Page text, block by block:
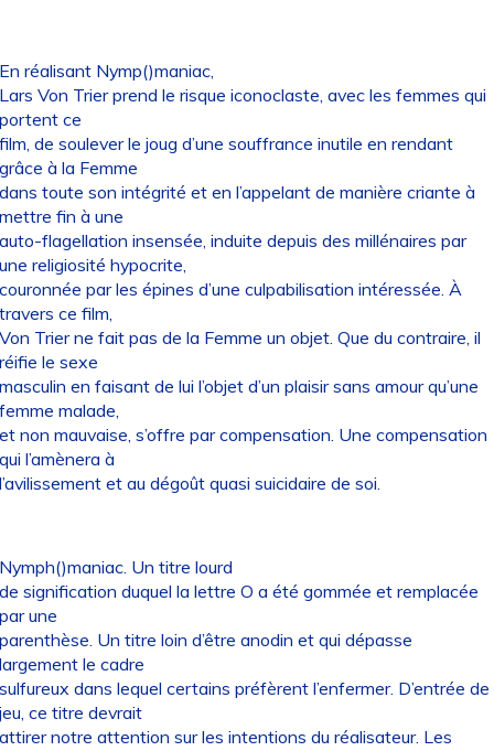
réalisant Nymp()maniac,
Von Trier prend le risque iconoclaste, avec les femmes qui
ce
de soulever le joug d’une souffrance inutile en rendant
à la Femme
toute son intégrité et en l’appelant de manière criante à
fin à une
flagellation insensée, induite depuis des millénaires par
religiosité hypocrite,
par les épines d’une culpabilisation intéressée. À
ce film,
Trier ne fait pas de la Femme un objet. Que du contraire, il
le sexe
en faisant de lui l’objet d’un plaisir sans amour qu’une
malade,
non mauvaise, s’offre par compensation. Une compensation
l’amènera à
et au dégoût quasi suicidaire de soi.
Un titre lourd
signification duquel la lettre O a été gommée et remplacée
une
Un titre loin d’être anodin et qui dépasse
le cadre
dans lequel certains préfèrent l’enfermer. D’entrée de
ce titre devrait
notre attention sur les intentions du réalisateur. Les